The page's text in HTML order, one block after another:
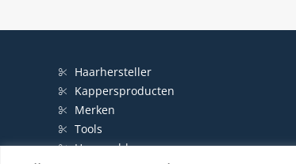
Haarhersteller
Kappersproducten
Merken
Tools
Haarproblemen